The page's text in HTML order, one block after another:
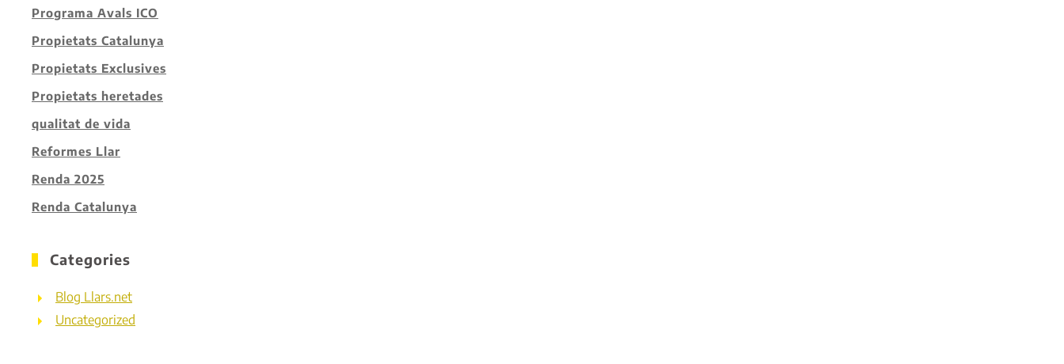
Programa Avals ICO
Propietats Catalunya
Propietats Exclusives
Propietats heretades
qualitat de vida
Reformes Llar
Renda 2025
Renda Catalunya
Categories
Blog Llars.net
Uncategorized